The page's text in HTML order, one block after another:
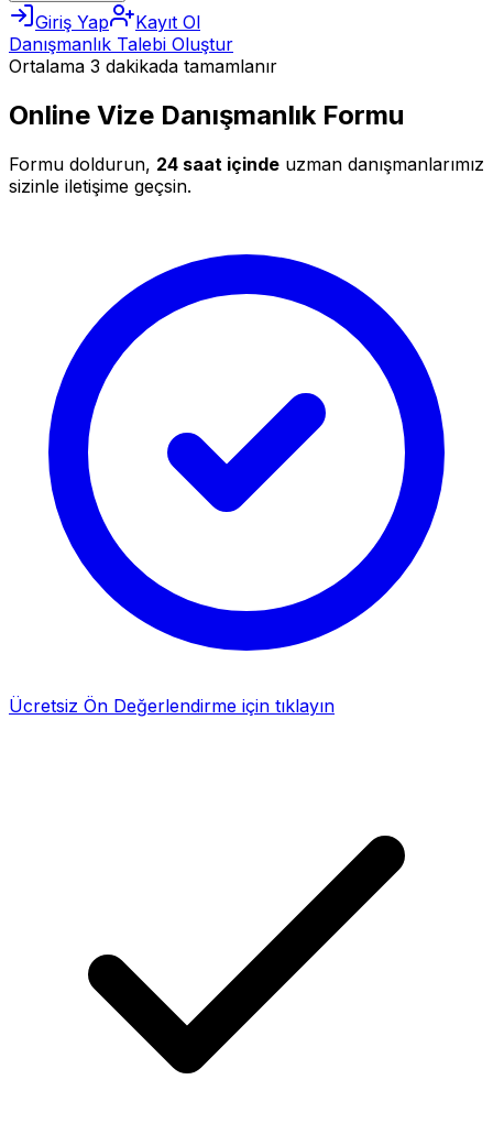
Giriş Yap
Kayıt Ol
Danışmanlık Talebi Oluştur
Ortalama 3 dakikada tamamlanır
Online Vize Danışmanlık Formu
Formu doldurun, 24 saat içinde uzman danışmanlarımız
sizinle iletişime geçsin.
Ücretsiz Ön Değerlendirme için tıklayın